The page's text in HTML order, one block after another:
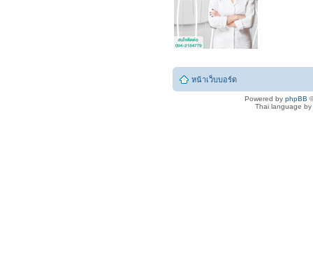
หน้าเว็บบอร์ด
Powered by phpBB
Thai language by